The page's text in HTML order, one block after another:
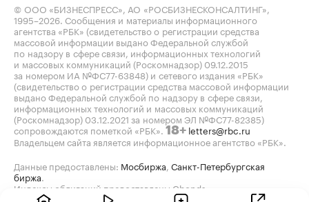
© ООО «БИЗНЕСПРЕСС», АО «РОСБИЗНЕСКОНСАЛТИНГ»,
1995–2026 . Сообщения и материалы информационного
агентства «РБК» (свидетельство о регистрации средства
массовой информации выдано Федеральной службой
по надзору в сфере связи, информационных технологий
и массовых коммуникаций (Роскомнадзор) 09.12.2015
за номером ИА №ФС77-63848) и сетевого издания «РБК»
(свидетельство о регистрации средства массовой информации
выдано Федеральной службой по надзору в сфере связи,
информационных технологий и массовых коммуникаций
(Роскомнадзор) 03.12.2021 за номером ЭЛ №ФС77-82385)
сопровождаются пометкой «РБК». 18+ letters@rbc.ru
Владельцем сайта является информационное агентство «РБК».
Данные предоставлены: Мосбиржа Санкт-Петербургская
биржа
Индексы облигаций предоставлены Cbonds.